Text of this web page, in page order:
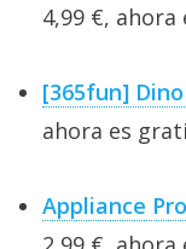
4,99 €, ahora
[365fun]
ahora es
Appliance